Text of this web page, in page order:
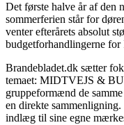
Det første halve år af den
sommerferien står for
venter efterårets absolut
budgetforhandlingerne
Brandebladet.dk sætter
temaet: MIDTVEJS &
gruppeformænd de
en direkte
indlæg til sine egne